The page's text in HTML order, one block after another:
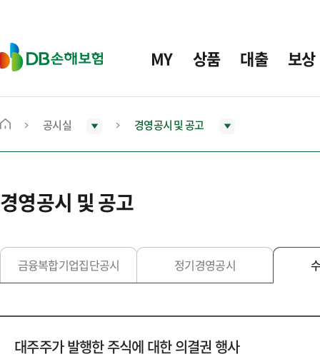
D
B
보
MY 상품 대출 보상
메
으
로
동
공시실 경영공시 및 공고
경영공시 및 공고
금융복합기업집단공시 정기경영공시
대주주가 발행한 주식에 대한 의결권 행사